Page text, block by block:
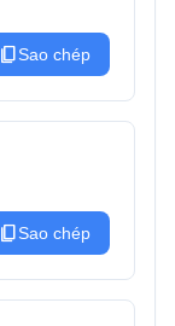
content_copySao chép
content_copySao chép